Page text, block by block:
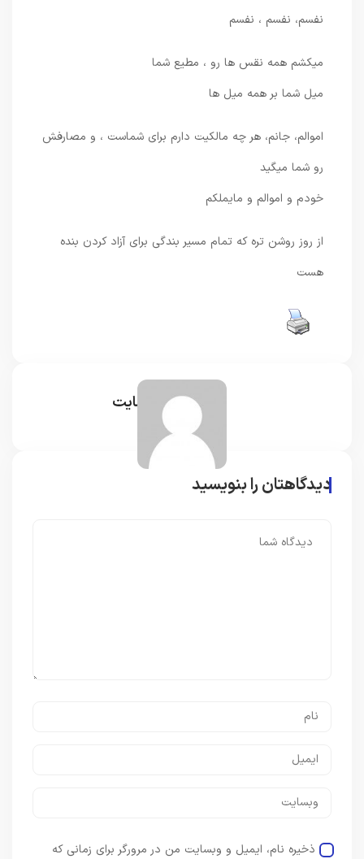
نفسم، نفسم ، نفسم
میکشم همه نقس ها رو ، مطیع شما
میل شما بر همه میل ها
اموالم، جانم، هر چه مالکیت دارم برای شماست ، و مصارفش
رو شما میگید
خودم و اموالم و مایملکم
از روز روشن تره که تمام مسیر بندگی برای آزاد کردن بنده
هست
مدیر سایت
دیدگاهتان را بنویسید
ذخیره نام، ایمیل و وبسایت من در مرورگر برای زمانی که